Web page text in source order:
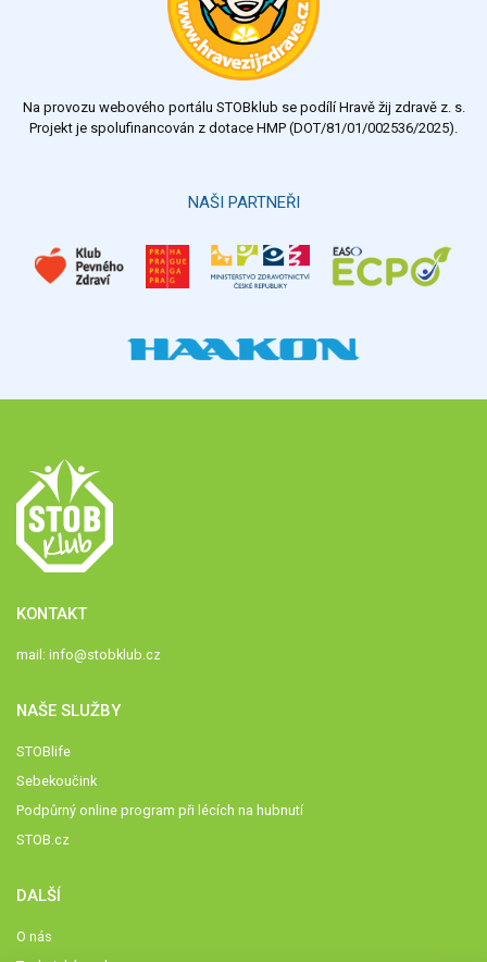
Na provozu webového portálu STOBklub se podílí Hravě žij zdravě z. s.
Projekt je spolufinancován z dotace HMP (DOT/81/01/002536/2025).
NAŠI PARTNEŘI
KONTAKT
mail: info@stobklub.cz
NAŠE SLUŽBY
STOBlife
Sebekoučink
Podpůrný online program při lécích na hubnutí
STOB.cz
DALŠÍ
O nás